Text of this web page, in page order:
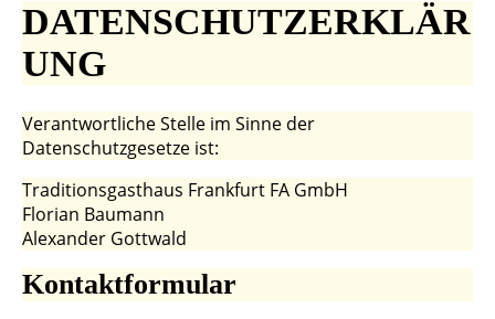
DATENSCHUTZERKLÄR
UNG
Verantwortliche Stelle im Sinne der
Datenschutzgesetze ist:
Traditionsgasthaus Frankfurt FA GmbH
Florian Baumann
Alexander Gottwald
Kontaktformular